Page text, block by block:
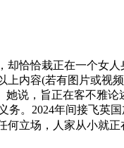
却恰恰栽正在一个女
内容(若有图片或视
说，旨正在客不雅
。2024年间接飞英
立场，人家从小就正